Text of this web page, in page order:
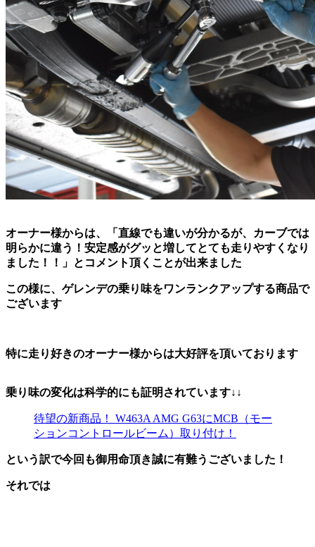
オーナー様からは、「直線でも違いが分かるが、カーブでは
明らかに違う！安定感がグッと増してとても走りやすくなり
ました！！」とコメント頂くことが出来ました
この様に、ゲレンデの乗り味をワンランクアップする商品で
ございます
特に走り好きのオーナー様からは大好評を頂いております
乗り味の変化は科学的にも証明されています↓↓
待望の新商品！ W463A AMG G63にMCB（モー
ションコントロールビーム）取り付け！
という訳で今回も御用命頂き誠に有難うございました！
それでは